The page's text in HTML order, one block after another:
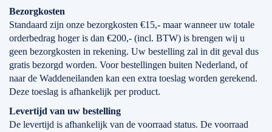
Bezorgkosten
Standaard zijn onze bezorgkosten €15,- maar wanneer uw totale
orderbedrag hoger is dan €200,- (incl. BTW) is brengen wij u
geen bezorgkosten in rekening. Uw bestelling zal in dit geval dus
gratis bezorgd worden. Voor bestellingen buiten Nederland, of
naar de Waddeneilanden kan een extra toeslag worden gerekend.
Deze toeslag is afhankelijk per product.
Levertijd van uw bestelling
De levertijd is afhankelijk van de voorraad status. De voorraad